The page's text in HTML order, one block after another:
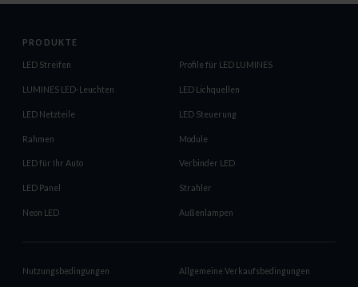
PRODUKTE
LED Streifen Profile für LED LUMINES
LUMINES LED-Leuchten LED Lichquellen
LED Netzteile LED Steuerung
Rahmen Module
LED für Ihr Auto Verbinder LED
LED Panel Strahler
Neon LED Außenlampen
Nutzungsbedingungen Allgemeine Verkaufsbedingungen